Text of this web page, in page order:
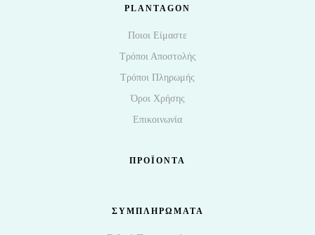
PLANTAGON
Ποιοι Είμαστε
Τρόποι Αποστολής
Τρόποι Πληρωμής
Όροι Χρήσης
Επικοινωνία
ΠΡΟΪΌΝΤΑ
ΣΥΜΠΛΗΡΩΜΑΤΑ